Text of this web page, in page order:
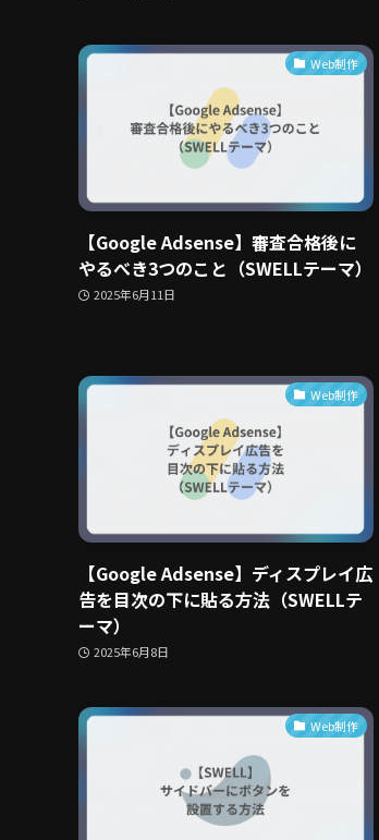
Web制作
【Google Adsense】審査合格後に
やるべき3つのこと（SWELLテーマ）
2025年6月11日
Web制作
【Google Adsense】ディスプレイ広
告を目次の下に貼る方法（SWELLテ
ーマ）
2025年6月8日
Web制作